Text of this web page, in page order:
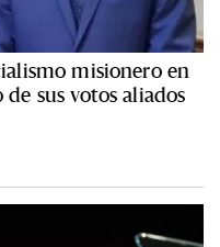
misionero en
sus votos aliados